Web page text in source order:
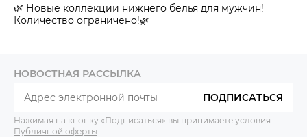
🌿 Новые коллекции нижнего белья для мужчин!
Количество ограничено!🌿
НОВОСТНАЯ РАССЫЛКА
ПОДПИСАТЬСЯ
Нажимая на кнопку «Подписаться» вы принимаете условия
Публичной оферты